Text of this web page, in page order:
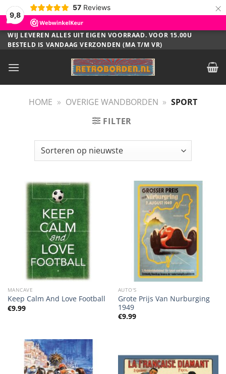
9,8
57 Reviews ×
Ga
naar
WIJ LEVEREN ALLES UIT EIGEN VOORRAAD. VOOR 15.00U
BESTELD IS VANDAAG VERZONDEN (MA T/M VR)
HOME » OVERIGE WANDBORDEN » SPORT
FILTER
MANCAVE
Keep Calm And Love Football
€9.99
AUTO'S
Grote Prijs Van Nurburging
1949
€9.99